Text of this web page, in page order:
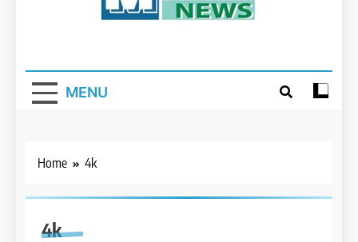
MENU
Home 4k
4k